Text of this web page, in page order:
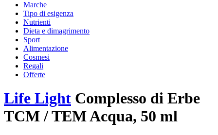
Marche
Tipo di esigenza
Nutrienti
Dieta e dimagrimento
Sport
Alimentazione
Cosmesi
Regali
Offerte
Life Light Complesso di Erbe
TCM / TEM Acqua, 50 ml